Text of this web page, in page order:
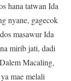
hana tatwan Ida
nyane, gagecok
masawur Ida
mirib jati, dadi
Macaling,
mae melali